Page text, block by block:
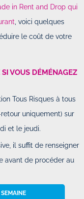
in Rent and Drop qui
, voici quelques
le coût de votre
VOUS DÉMÉNAGEZ
Tous Risques à tous
uniquement) sur
et le jeudi.
il suffit de renseigner
avant de procéder au